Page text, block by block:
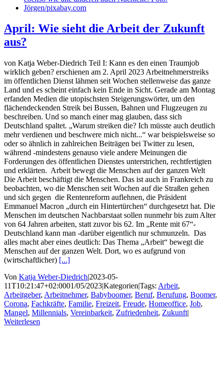
April: Wie sieht die Arbeit der Zukunft
aus?
von Katja Weber-Diedrich Teil I: Kann es den einen Traumjob
wirklich geben? erschienen am 2. April 2023 Arbeitnehmerstreiks
im öffentlichen Dienst lähmen seit Wochen stellenweise das ganze
Land und es scheint einfach kein Ende in Sicht. Gerade am Montag
erfanden Medien die utopischsten Steigerungswörter, um den
flächendeckenden Streik bei Bussen, Bahnen und Flugzeugen zu
beschreiben. Und so manch einer mag glauben, dass sich
Deutschland spaltet. „Warum streiken die? Ich müsste auch deutlich
mehr verdienen und beschwere mich nicht...“ war beispielsweise so
oder so ähnlich in zahlreichen Beiträgen bei Twitter zu lesen,
während -mindestens genauso viele andere Meinungen die
Forderungen des öffentlichen Dienstes unterstrichen, rechtfertigten
und erklärten. Arbeit bewegt die Menschen auf der ganzen Welt
Die Arbeit beschäftigt die Menschen. Das ist auch in Frankreich zu
beobachten, wo die Menschen seit Wochen auf die Straßen gehen
und sich gegen die Rentenreform auflehnen, die Präsident
Emmanuel Macron „durch ein Hintertürchen“ durchgesetzt hat. Die
Menschen im deutschen Nachbarstaat sollen nunmehr bis zum Alter
von 64 Jahren arbeiten, statt zuvor bis 62. Im „Rente mit 67“-
Deutschland kann man -darüber eigentlich nur schmunzeln. Das
alles macht aber eines deutlich: Das Thema „Arbeit“ bewegt die
Menschen auf der ganzen Welt. Dort, wo es aufgrund von
(wirtschaftlicher) [...]
Von Katja Weber-Diedrich|2023-05-
11T10:21:47+02:0001/05/2023|Kategorien|Tags: Arbeit,
Arbeitgeber, Arbeitnehmer, Babyboomer, Beruf, Berufung, Boomer,
Corona, Fachkräfte, Familie, Freizeit, Freude, Homeoffice, Job,
Mangel, Millennials, Vereinbarkeit, Zufriedenheit, Zukunft|
Weiterlesen